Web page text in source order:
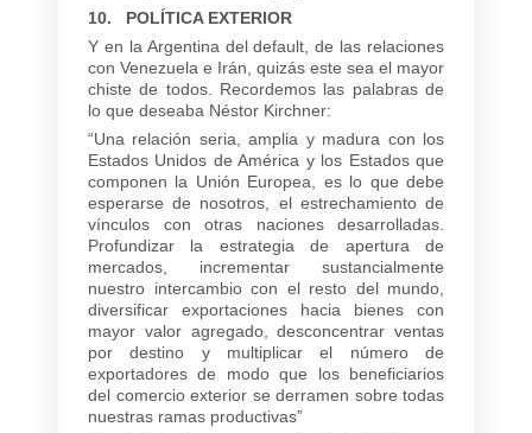
10. POLÍTICA EXTERIOR
Y en la Argentina del default, de las relaciones
con Venezuela e Irán, quizás este sea el mayor
chiste de todos. Recordemos las palabras de
lo que deseaba Néstor Kirchner:
“Una relación seria, amplia y madura con los
Estados Unidos de América y los Estados que
componen la Unión Europea, es lo que debe
esperarse de nosotros, el estrechamiento de
vínculos con otras naciones desarrolladas.
Profundizar la estrategia de apertura de
mercados, incrementar sustancialmente
nuestro intercambio con el resto del mundo,
diversificar exportaciones hacia bienes con
mayor valor agregado, desconcentrar ventas
por destino y multiplicar el número de
exportadores de modo que los beneficiarios
del comercio exterior se derramen sobre todas
nuestras ramas productivas”